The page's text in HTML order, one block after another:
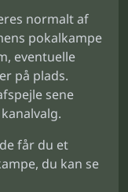
normalt af
pokalkampe
eventuelle
på plads.
sene
får du et
du kan se